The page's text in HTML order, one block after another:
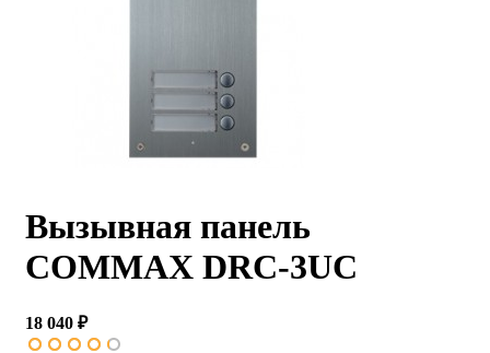
Вызывная панель
COMMAX DRC-3UC
18 040 ₽